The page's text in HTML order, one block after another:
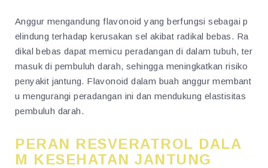
Anggur mengandung flavonoid yang berfungsi sebagai p
elindung terhadap kerusakan sel akibat radikal bebas. Ra
dikal bebas dapat memicu peradangan di dalam tubuh, ter
masuk di pembuluh darah, sehingga meningkatkan risiko
penyakit jantung. Flavonoid dalam buah anggur membant
u mengurangi peradangan ini dan mendukung elastisitas
pembuluh darah.
PERAN RESVERATROL DALA
M KESEHATAN JANTUNG